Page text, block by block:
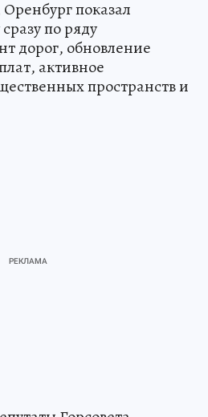
показал
по ряду
дорог, обновление
активное
пространств и